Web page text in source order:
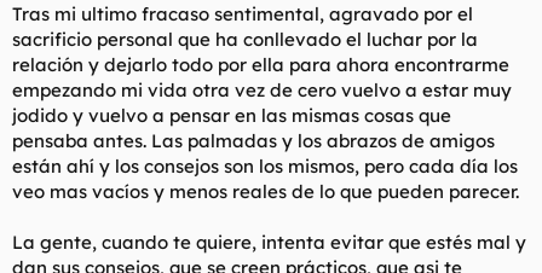
d
e
t
e
a
i
c
i
o
Tras mi ultimo fracaso sentimental, agravado por el
sacrificio personal que ha conllevado el luchar por la
relación y dejarlo todo por ella para ahora encontrarme
empezando mi vida otra vez de cero vuelvo a estar muy
jodido y vuelvo a pensar en las mismas cosas que
pensaba antes. Las palmadas y los abrazos de amigos
están ahí y los consejos son los mismos, pero cada día los
veo mas vacíos y menos reales de lo que pueden parecer.
La gente, cuando te quiere, intenta evitar que estés mal y
dan sus consejos, que se creen prácticos, que asi te